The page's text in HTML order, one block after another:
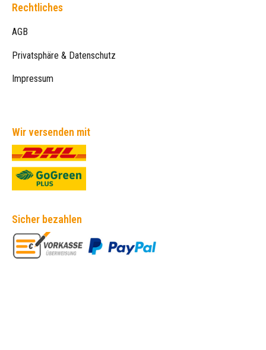
Rechtliches
AGB
Privatsphäre & Datenschutz
Impressum
Wir versenden mit
Sicher bezahlen